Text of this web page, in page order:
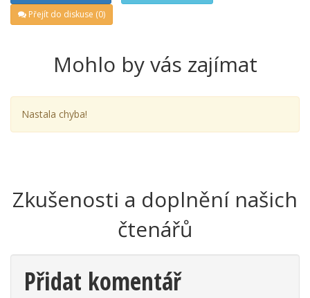
Přejít do diskuse (0)
Mohlo by vás zajímat
Nastala chyba!
Zkušenosti a doplnění našich
čtenářů
Přidat komentář